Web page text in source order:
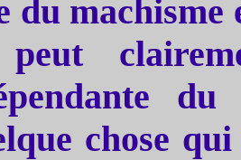
du machisme
chose